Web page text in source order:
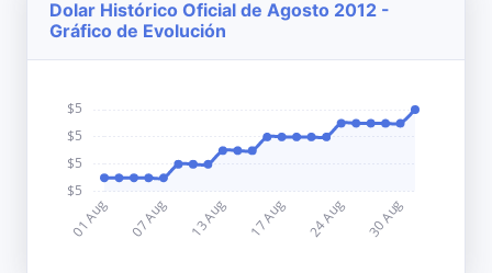
Dolar Histórico Oficial de Agosto 2012 -
Gráfico de Evolución